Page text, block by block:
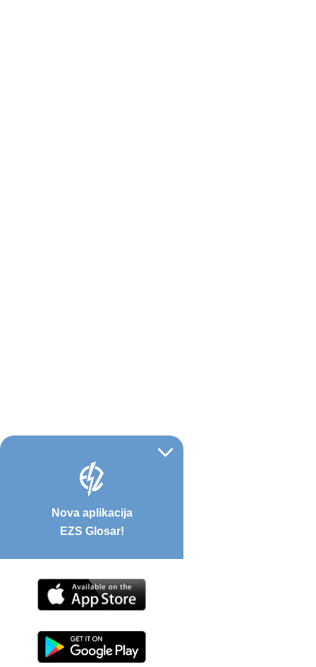
Nova aplikacija
EZS Glosar!